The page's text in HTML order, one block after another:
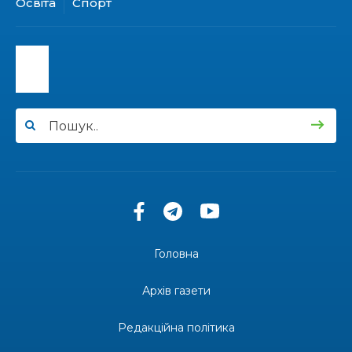
31 лип
15:24
31 лип
“Серпневі свята” – Клуб з народознавства
Юні мешканці Бахмутської громади у Харкові
долучилися до проєкту «Радість у дитячих
територіальної громади
«Дві музи» у Рівному: свято краси, мистецтва
Головна
Архів газети
Редакційна політика